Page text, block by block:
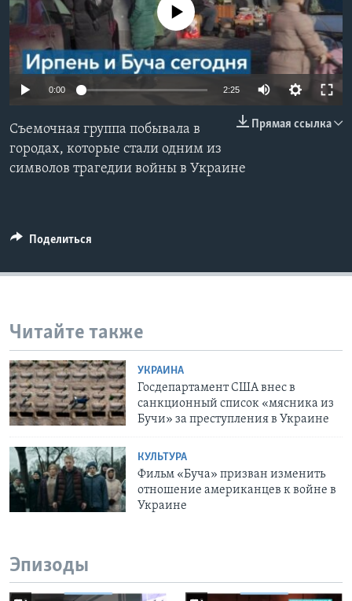
Learning English
СОЦИАЛЬНЫЕ СЕТИ
Языки
No media source currently available
0:00 2:25
Прямая ссылка
Съемочная группа побывала в
городах, которые стали одним из
символов трагедии войны в Украине
Поделиться
Читайте также
УКРАИНА
Госдепартамент США внес в
санкционный список «‎мясника из
Бучи» за преступления в Украине
КУЛЬТУРА
Фильм «Буча» призван изменить
отношение американцев к войне в
Украине
Эпизоды